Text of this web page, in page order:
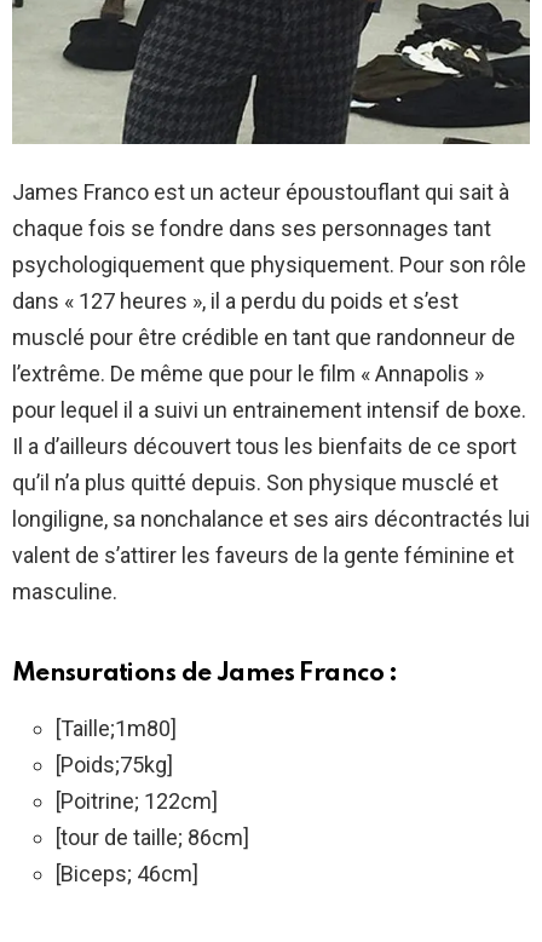
James Franco est un acteur époustouflant qui sait à
chaque fois se fondre dans ses personnages tant
psychologiquement que physiquement. Pour son rôle
dans « 127 heures », il a perdu du poids et s’est
musclé pour être crédible en tant que randonneur de
l’extrême. De même que pour le film « Annapolis »
pour lequel il a suivi un entrainement intensif de boxe.
Il a d’ailleurs découvert tous les bienfaits de ce sport
qu’il n’a plus quitté depuis. Son physique musclé et
longiligne, sa nonchalance et ses airs décontractés lui
valent de s’attirer les faveurs de la gente féminine et
masculine.
Mensurations de James Franco :
[Taille;1m80]
[Poids;75kg]
[Poitrine; 122cm]
[tour de taille; 86cm]
[Biceps; 46cm]